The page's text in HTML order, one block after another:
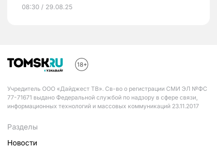
08:30 / 29.08.25
Учредитель ООО «Дайджест ТВ». Св-во о регистрации СМИ ЭЛ №ФС
77-71671 выдано Федеральной службой по надзору в сфере связи,
информационных технологий и массовых коммуникаций 23.11.2017
Разделы
Новости